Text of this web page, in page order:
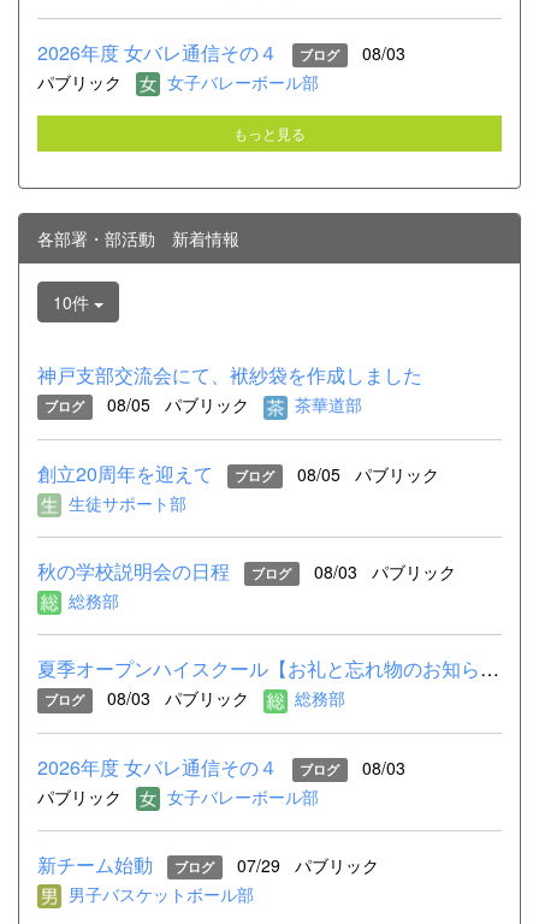
2026年度 女バレ通信その４ ブログ
08/03
パブリック
女子バレーボール部
もっと見る
各部署・部活動 新着情報
10件
神戸支部交流会にて、袱紗袋を作成しました
ブログ 08/05 パブリック 茶華道部
創立20周年を迎えて ブログ 08/05
パブリック
生徒サポート部
秋の学校説明会の日程 ブログ 08/03
パブリック
総務部
夏季オープンハイスクール【お礼と忘れ物のお知らせ】
ブログ 08/03 パブリック 総務部
2026年度 女バレ通信その４ ブログ
08/03
パブリック
女子バレーボール部
新チーム始動 ブログ 07/29
パブリック
男子バスケットボール部